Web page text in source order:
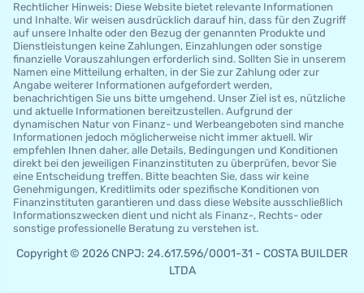
Rechtlicher Hinweis: Diese Website bietet relevante Informationen
und Inhalte. Wir weisen ausdrücklich darauf hin, dass für den Zugriff
auf unsere Inhalte oder den Bezug der genannten Produkte und
Dienstleistungen keine Zahlungen, Einzahlungen oder sonstige
finanzielle Vorauszahlungen erforderlich sind. Sollten Sie in unserem
Namen eine Mitteilung erhalten, in der Sie zur Zahlung oder zur
Angabe weiterer Informationen aufgefordert werden,
benachrichtigen Sie uns bitte umgehend. Unser Ziel ist es, nützliche
und aktuelle Informationen bereitzustellen. Aufgrund der
dynamischen Natur von Finanz- und Werbeangeboten sind manche
Informationen jedoch möglicherweise nicht immer aktuell. Wir
empfehlen Ihnen daher, alle Details, Bedingungen und Konditionen
direkt bei den jeweiligen Finanzinstituten zu überprüfen, bevor Sie
eine Entscheidung treffen. Bitte beachten Sie, dass wir keine
Genehmigungen, Kreditlimits oder spezifische Konditionen von
Finanzinstituten garantieren und dass diese Website ausschließlich
Informationszwecken dient und nicht als Finanz-, Rechts- oder
sonstige professionelle Beratung zu verstehen ist.
Copyright © 2026 CNPJ: 24.617.596/0001-31 - COSTA BUILDER
LTDA